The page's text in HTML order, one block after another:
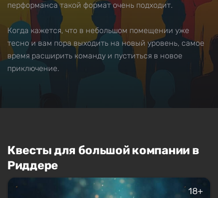
перформанса такой формат очень подходит.
Когда кажется, что в небольшом помещении уже
тесно и вам пора выходить на новый уровень, самое
время расширить команду и пуститься в новое
приключение.
Квесты для большой компании в
Риддере
18+